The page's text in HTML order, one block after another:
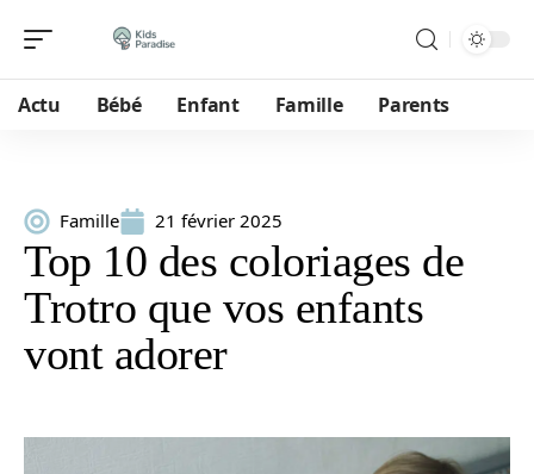
Actu Bébé Enfant Famille Parents
Famille 21 février 2025
Top 10 des coloriages de
Trotro que vos enfants
vont adorer